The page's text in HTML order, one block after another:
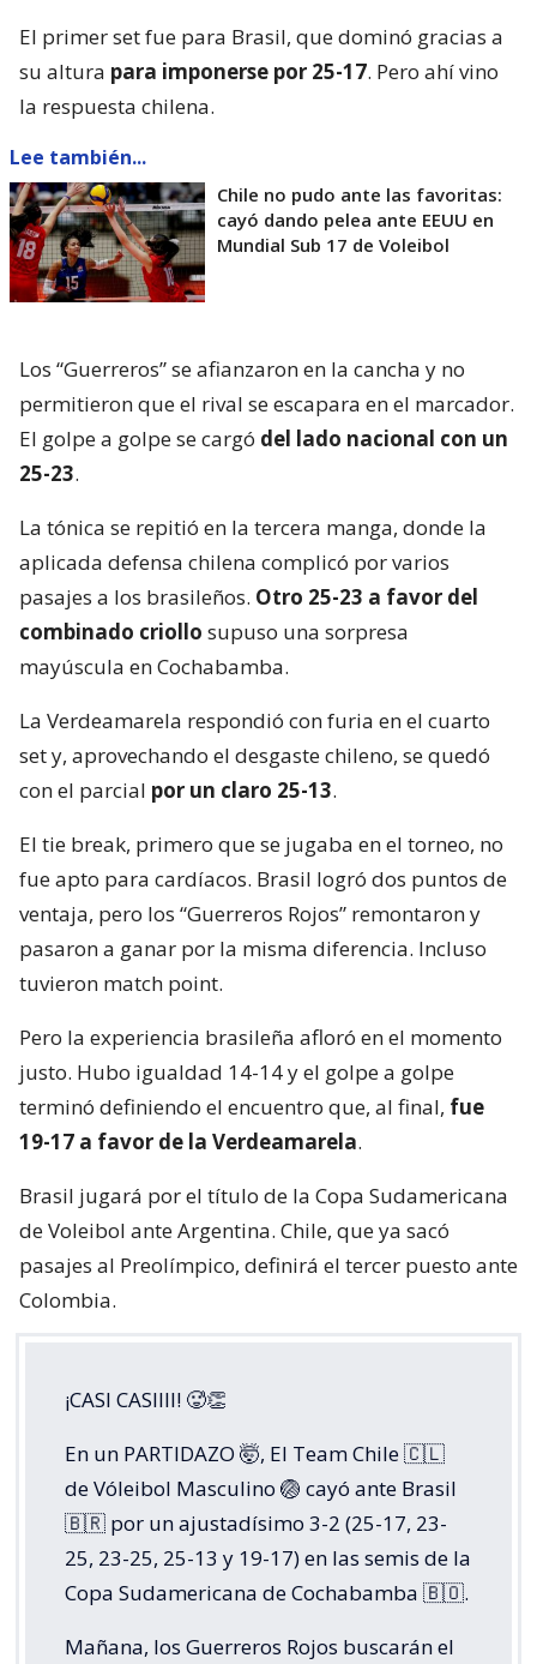
El primer set fue para Brasil, que dominó gracias a
su altura para imponerse por 25-17. Pero ahí vino
la respuesta chilena.
Lee también...
Chile no pudo ante las favoritas:
cayó dando pelea ante EEUU en
Mundial Sub 17 de Voleibol
Los “Guerreros” se afianzaron en la cancha y no
permitieron que el rival se escapara en el marcador.
El golpe a golpe se cargó del lado nacional con un
25-23.
La tónica se repitió en la tercera manga, donde la
aplicada defensa chilena complicó por varios
pasajes a los brasileños. Otro 25-23 a favor del
combinado criollo supuso una sorpresa
mayúscula en Cochabamba.
La Verdeamarela respondió con furia en el cuarto
set y, aprovechando el desgaste chileno, se quedó
con el parcial por un claro 25-13.
El tie break, primero que se jugaba en el torneo, no
fue apto para cardíacos. Brasil logró dos puntos de
ventaja, pero los “Guerreros Rojos” remontaron y
pasaron a ganar por la misma diferencia. Incluso
tuvieron match point.
Pero la experiencia brasileña afloró en el momento
justo. Hubo igualdad 14-14 y el golpe a golpe
terminó definiendo el encuentro que, al final, fue
19-17 a favor de la Verdeamarela.
Brasil jugará por el título de la Copa Sudamericana
de Voleibol ante Argentina. Chile, que ya sacó
pasajes al Preolímpico, definirá el tercer puesto ante
Colombia.
¡CASI CASIIII! 🥵👏
En un PARTIDAZO 🤯, El Team Chile 🇨🇱
de Vóleibol Masculino 🏐 cayó ante Brasil
🇧🇷 por un ajustadísimo 3-2 (25-17, 23-
25, 23-25, 25-13 y 19-17) en las semis de la
Copa Sudamericana de Cochabamba 🇧🇴.
Mañana, los Guerreros Rojos buscarán el